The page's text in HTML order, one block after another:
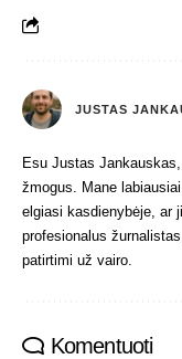
JUSTAS
Esu Justas
žmogus. Mane
elgiasi kasdienybėje, ar
profesionalus
patirtimi už vairo.
Komentuoti